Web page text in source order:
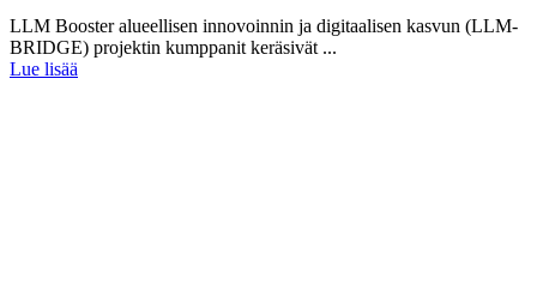
LLM Booster alueellisen innovoinnin ja digitaalisen kasvun (LLM-
BRIDGE) projektin kumppanit keräsivät ...
Lue lisää